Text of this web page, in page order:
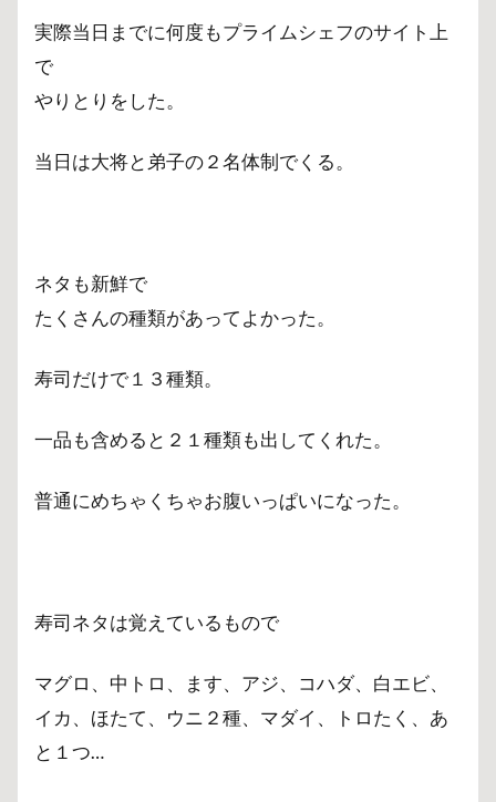
実際当日までに何度もプライムシェフのサイト上
で
やりとりをした。
当日は大将と弟子の２名体制でくる。
ネタも新鮮で
たくさんの種類があってよかった。
寿司だけで１３種類。
一品も含めると２１種類も出してくれた。
普通にめちゃくちゃお腹いっぱいになった。
寿司ネタは覚えているもので
マグロ、中トロ、ます、アジ、コハダ、白エビ、
イカ、ほたて、ウニ２種、マダイ、トロたく、あ
と１つ…